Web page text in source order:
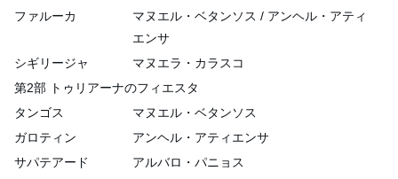
ファルーカ
マヌエル・ベタンソス / アンヘル・アティ
エンサ
シギリージャ
マヌエラ・カラスコ
第2部 トゥリアーナのフィエスタ
タンゴス
マヌエル・ベタンソス
ガロティン
アンヘル・アティエンサ
サパテアード
アルバロ・パニョス